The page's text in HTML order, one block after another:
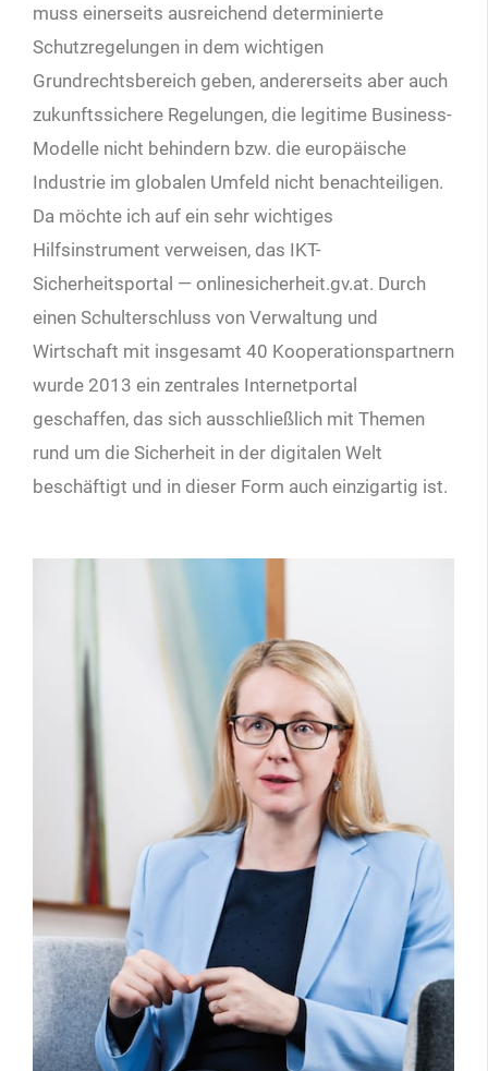
muss einerseits ausreichend determinierte
Schutzregelungen in dem wichtigen
Grundrechtsbereich geben, andererseits aber auch
zukunftssichere Regelungen, die legitime Business-
Modelle nicht behindern bzw. die europäische
Industrie im globalen Umfeld nicht benachteiligen.
Da möchte ich auf ein sehr wichtiges
Hilfsinstrument verweisen, das IKT-
Sicherheitsportal — onlinesicherheit.gv.at. Durch
einen Schulterschluss von Verwaltung und
Wirtschaft mit insgesamt 40 Kooperationspartnern
wurde 2013 ein zentrales Internetportal
geschaffen, das sich ausschließlich mit Themen
rund um die Sicherheit in der digitalen Welt
beschäftigt und in dieser Form auch einzigartig ist.